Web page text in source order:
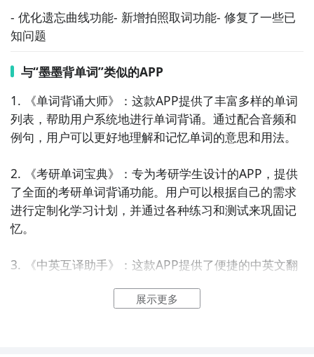
- 优化遗忘曲线功能- 新增拍照取词功能- 修复了一些已
知问题
与“墨墨背单词”类似的APP
1. 《单词背诵大师》：这款APP提供了丰富多样的单词
列表，帮助用户系统地进行单词背诵。通过配合音频和
例句，用户可以更好地理解和记忆单词的意思和用法。
2. 《考研单词宝典》：专为考研学生设计的APP，提供
了全面的考研单词背诵功能。用户可以根据自己的需求
进行定制化学习计划，并通过各种练习和测试来巩固记
忆。
3. 《中英互译助手》：这款APP提供了便捷的中英文翻
还可以使用语音输入功能，轻松地进行语音翻译和发音
展示更多